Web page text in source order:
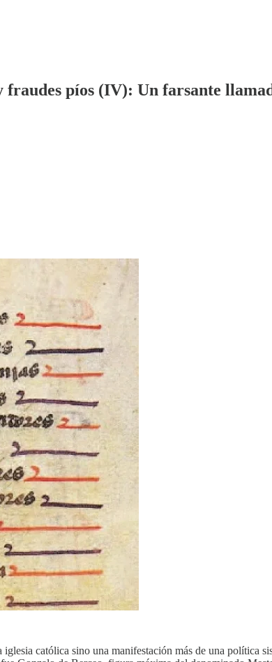
píos (IV): Un farsante
católica sino una manifestación más de una política